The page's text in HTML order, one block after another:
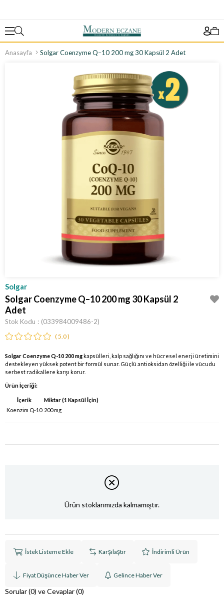
Anasayfa Solgar Coenzyme Q–10 200 mg 30 Kapsül 2 Adet
Solgar
Solgar Coenzyme Q–10 200 mg 30 Kapsül 2
Adet
Stok Kodu (033984009486-2)
5.0
Solgar Coenzyme Q-10 200 mgkapsülleri, kalp sağlığını ve hücresel enerji üretimini
destekleyen yüksek potent bir formül sunar. Güçlü antioksidan özelliği ile vücudu
serbest radikallere karşı korur.
Ürün İçeriği:
İçerik
Miktar (1 Kapsül İçin)
Koenzim Q-10 200 mg
Ürün stoklarımızda kalmamıştır.
İstek Listeme Ekle Karşılaştır İndirimli Ürün
Fiyat Düşünce Haber Ver Gelince Haber Ver
Sorular (0) ve Cevaplar (0)